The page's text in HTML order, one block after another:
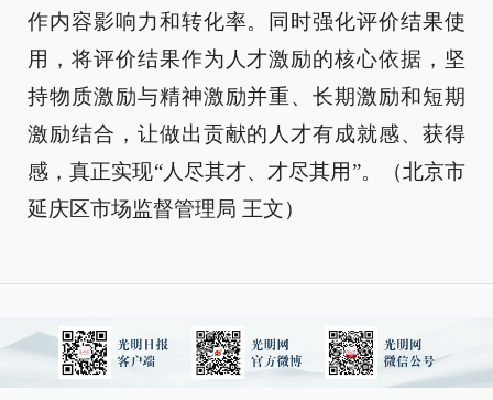
作内容影响力和转化率。同时强化评价结果使
用，将评价结果作为人才激励的核心依据，坚
持物质激励与精神激励并重、长期激励和短期
激励结合，让做出贡献的人才有成就感、获得
感，真正实现“人尽其才、才尽其用”。（北京市
延庆区市场监督管理局 王文）